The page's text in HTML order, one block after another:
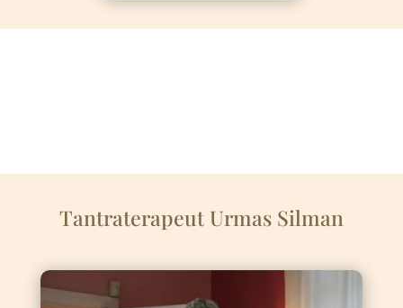
Tantraterapeut Urmas Silman